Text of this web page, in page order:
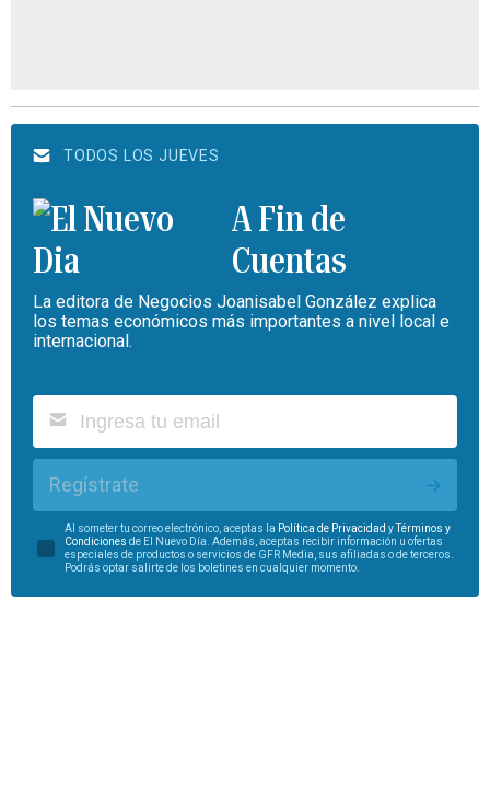
TODOS LOS JUEVES
A Fin de
Cuentas
La editora de Negocios Joanisabel González explica
los temas económicos más importantes a nivel local e
internacional.
Regístrate
Al someter tu correo electrónico, aceptas la Política de Privacidad yTérminos y
Condiciones de El Nuevo Día. Además, aceptas recibir información u ofertas
especiales de productos o servicios de GFR Media, sus afiliadas o de terceros.
Podrás optar salirte de los boletines en cualquier momento.